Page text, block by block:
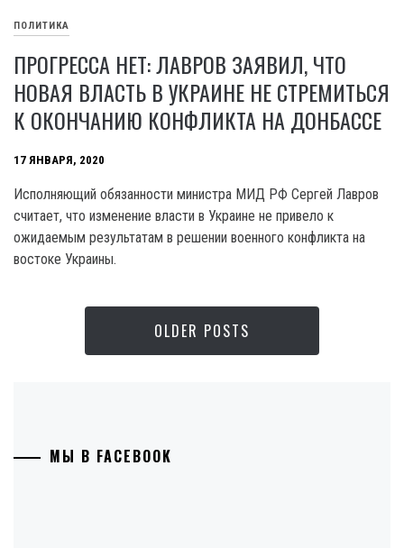
ПОЛИТИКА
ПРОГРЕССА НЕТ: ЛАВРОВ ЗАЯВИЛ, ЧТО
НОВАЯ ВЛАСТЬ В УКРАИНЕ НЕ СТРЕМИТЬСЯ
К ОКОНЧАНИЮ КОНФЛИКТА НА ДОНБАССЕ
17 ЯНВАРЯ, 2020
Исполняющий обязанности министра МИД РФ Сергей Лавров
считает, что изменение власти в Украине не привело к
ожидаемым результатам в решении военного конфликта на
востоке Украины.
OLDER POSTS
МЫ В FACEBOOK